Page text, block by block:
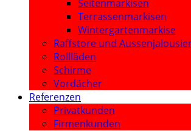
Seitenmarkisen
Terrassenmarkisen
Wintergartenmarkise
Raffstore und
Rollläden
Schirme
Vordächer
Referenzen
Privatkunden
Firmenkunden